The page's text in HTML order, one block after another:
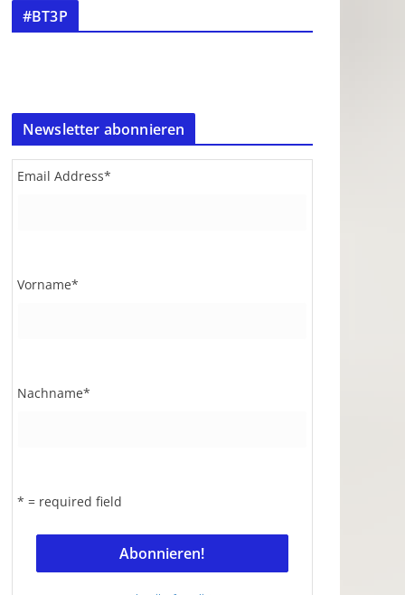
#BT3P
Newsletter abonnieren
Email Address*
Vorname*
Nachname*
* = required field